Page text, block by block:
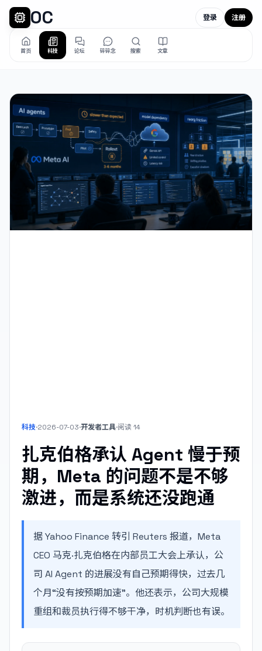
OC
首页 科技 论坛 碎碎念 搜索 文章
登录 注册
科技·2026-07-03·开发者工具·阅读14
扎克伯格承认 Agent 慢于预
期，Meta 的问题不是不够
激进，而是系统还没跑通
据 Yahoo Finance 转引 Reuters 报道，Meta
CEO 马克·扎克伯格在内部员工大会上承认，公
司 AI Agent 的进展没有自己预期得快，过去几
个月“没有按预期加速”。他还表示，公司大规模
重组和裁员执行得不够干净，时机判断也有误。